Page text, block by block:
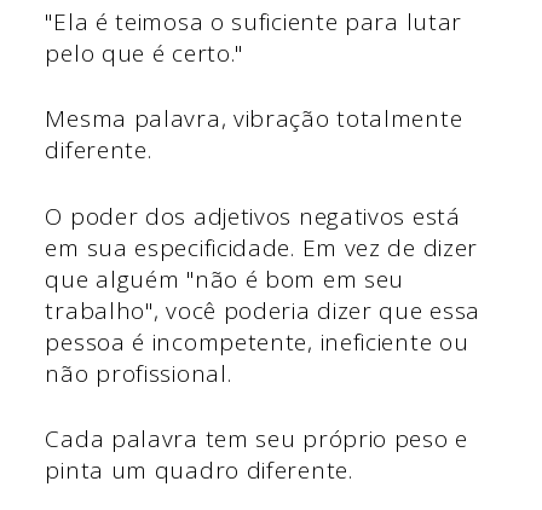
"Ela é teimosa o suficiente para lutar
pelo que é certo."
Mesma palavra, vibração totalmente
diferente.
O poder dos adjetivos negativos está
em sua especificidade. Em vez de dizer
que alguém "não é bom em seu
trabalho", você poderia dizer que essa
pessoa é incompetente, ineficiente ou
não profissional.
Cada palavra tem seu próprio peso e
pinta um quadro diferente.